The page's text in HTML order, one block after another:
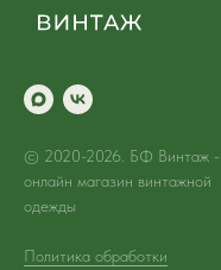
© 2020-2026. БФ Винтаж -
онлайн магазин винтажной
одежды
Политика обработки